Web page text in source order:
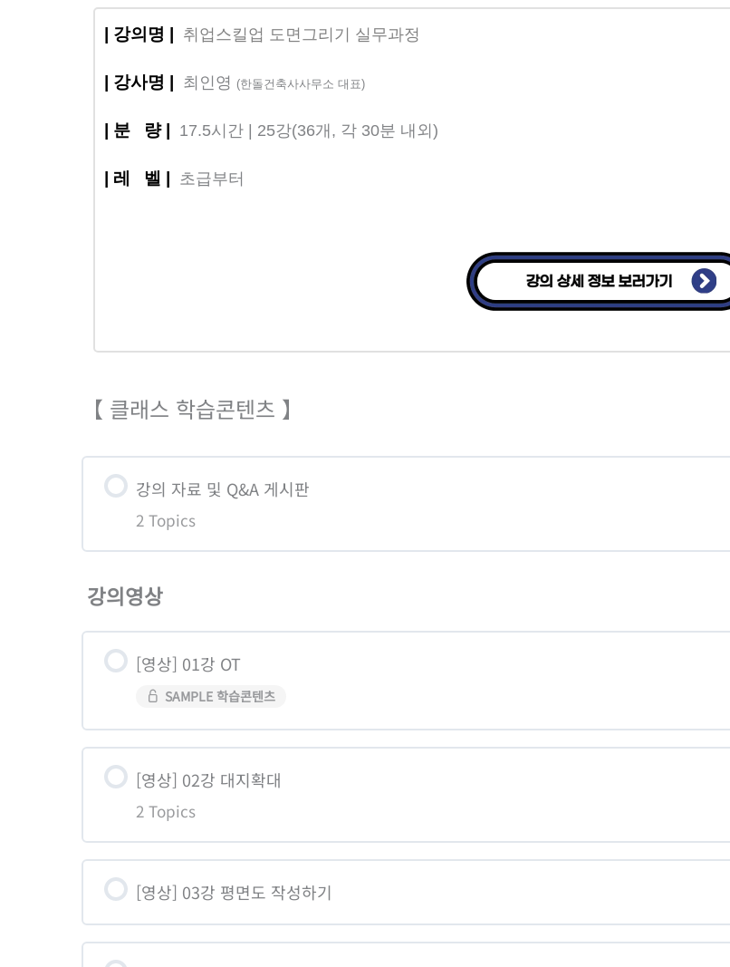
| 강의명 | 취업스킬업 도면그리기 실무과정
| 강사명 | 최인영 (한돌건축사사무소 대표)
| 분 량 | 17.5시간 | 25강(36개, 각 30분 내외)
| 레 벨 | 초급부터
【 클래스 학습콘텐츠 】
강의 자료 및 Q&A 게시판
2 Topics
학습콘텐츠 Content
도면그리기 실무과정 강의자료
도면그리기 실무과정 Q&A 게시판
강의영상
[영상] 01강 OT
SAMPLE 학습콘텐츠
[영상] 02강 대지확대
2 Topics
02-01. 대지확대
[영상] 03강 평면도 작성하기